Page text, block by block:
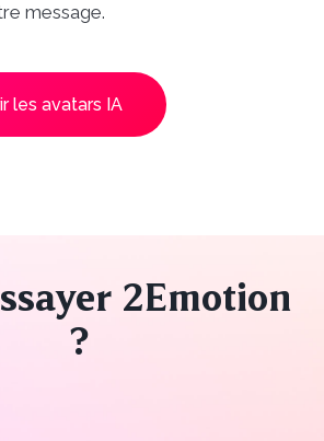
message.
les avatars IA
2Emotion
?